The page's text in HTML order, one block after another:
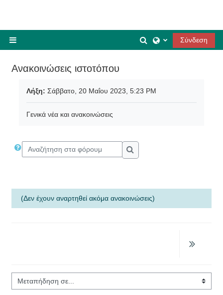
Εναλλαγή εισόδου
Σύνδεση
Ανακοινώσεις ιστοτόπου
Λήξη: Σάββατο, 20 Μαΐου 2023, 5:23 PM
Γενικά νέα και ανακοινώσεις
Αναζήτηση στα φόρουμ
Αναζήτηση στα φόρουμ
(Δεν έχουν αναρτηθεί ακόμα ανακοινώσεις)